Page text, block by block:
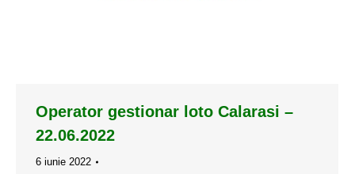
Operator gestionar loto Calarasi –
22.06.2022
6 iunie 2022